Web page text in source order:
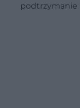
podtrzymanie